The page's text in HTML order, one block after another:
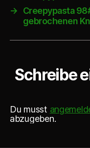
→
Creepypasta
gebrochenen
Schreibe
Du musst
abzugeben.